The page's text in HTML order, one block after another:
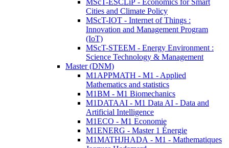
MScT-ESCLiP - Economics for Smart
Cities and Climate Policy
MScT-IOT - Internet of Things :
Innovation and Management Program
(IoT)
MScT-STEEM - Energy Environment :
Science Technology & Management
Master (DNM)
M1APPMATH - M1 - Applied
Mathematics and statistics
M1BM - M1 Biomechanics
M1DATAAI - M1 Data AI - Data and
Artificial Intelligence
M1ECO - M1 Economie
M1ENERG - Master 1 Énergie
M1MATHJHADA - M1 - Mathematiques